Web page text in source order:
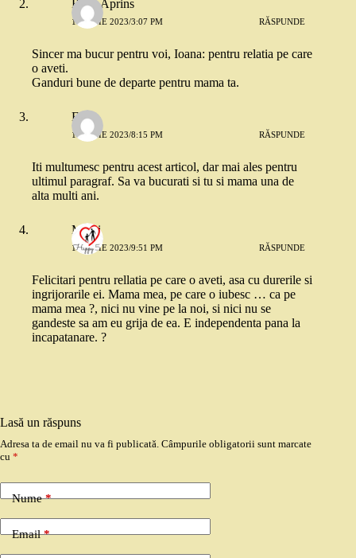
Rosu Aprins
11 IULIE 2023/3:07 PM RĂSPUNDE
Sincer ma bucur pentru voi, Ioana: pentru relatia pe care
o aveti.
Ganduri bune de departe pentru mama ta.
Eliza
11 IULIE 2023/8:15 PM RĂSPUNDE
Iti multumesc pentru acest articol, dar mai ales pentru
ultimul paragraf. Sa va bucurati si tu si mama una de
alta multi ani.
Mihai
11 IULIE 2023/9:51 PM RĂSPUNDE
Felicitari pentru rellatia pe care o aveti, asa cu durerile si
ingrijorarile ei. Mama mea, pe care o iubesc … ca pe
mama mea ?, nici nu vine pe la noi, si nici nu se
gandeste sa am eu grija de ea. E independenta pana la
incapatanare. ?
Lasă un răspuns
Adresa ta de email nu va fi publicată. Câmpurile obligatorii sunt marcate
cu *
Nume*
Email*